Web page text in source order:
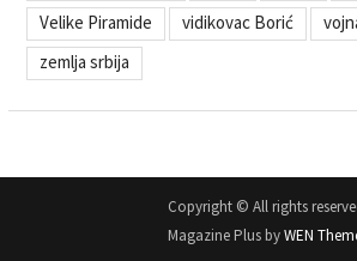
Velike Piramide
vidikovac Borić
zemlja srbija
Copyright © All rights
Magazine Plus byWEN